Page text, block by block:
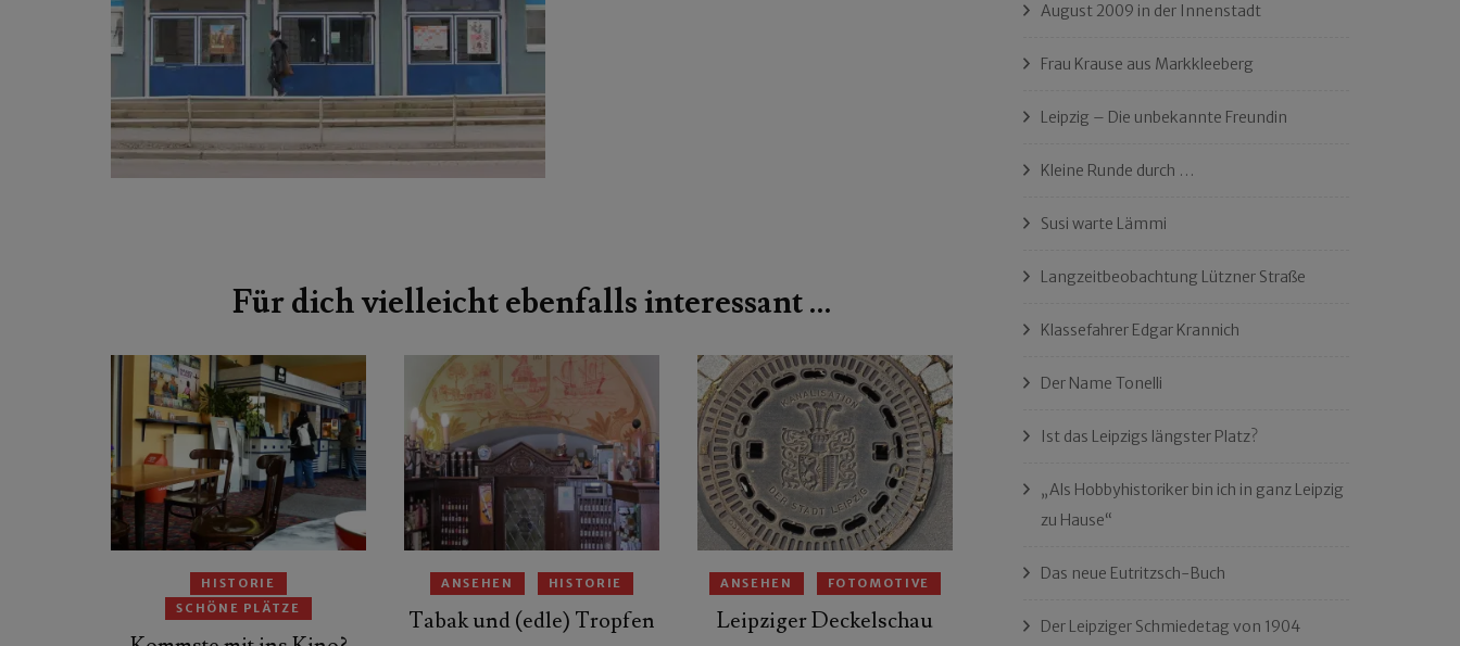
Für dich vielleicht ebenfalls interessant …
HISTORIE
SCHÖNE PLÄTZE
ANSEHEN HISTORIE
Tabak und (edle) Tropfen
ANSEHEN FOTOMOTIVE
Leipziger Deckelschau
August 2009 in der Innenstadt
Frau Krause aus Markkleeberg
Leipzig – Die unbekannte Freundin
Kleine Runde durch …
Susi warte Lämmi
Langzeitbeobachtung Lützner Straße
Klassefahrer Edgar Krannich
Der Name Tonelli
Ist das Leipzigs längster Platz?
„Als Hobbyhistoriker bin ich in ganz Leipzig
zu Hause“
Das neue Eutritzsch-Buch
Der Leipziger Schmiedetag von 1904